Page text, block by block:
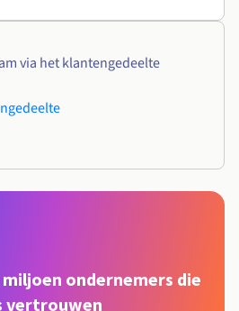
via het klantengedeelte
ondernemers die
vertrouwen